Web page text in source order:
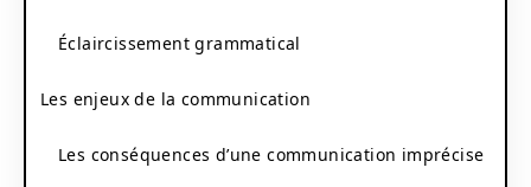
Éclaircissement grammatical
Les enjeux de la communication
Les conséquences d’une communication imprécise